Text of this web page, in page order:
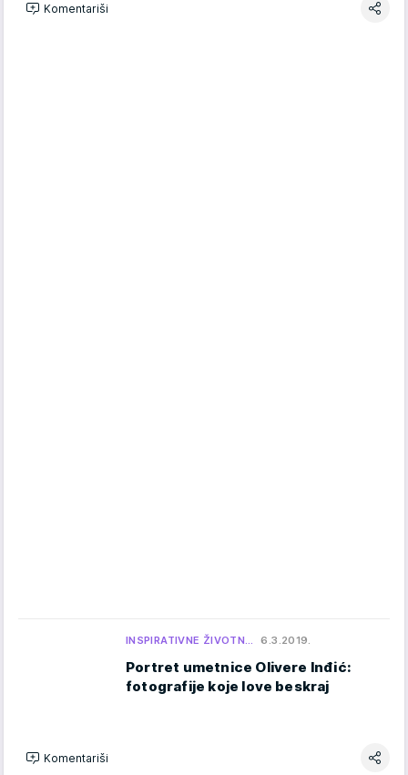
Komentariši
INSPIRATIVNE ŽIVOTN… 6.3.2019.
Portret umetnice Olivere Inđić:
fotografije koje love beskraj
Komentariši